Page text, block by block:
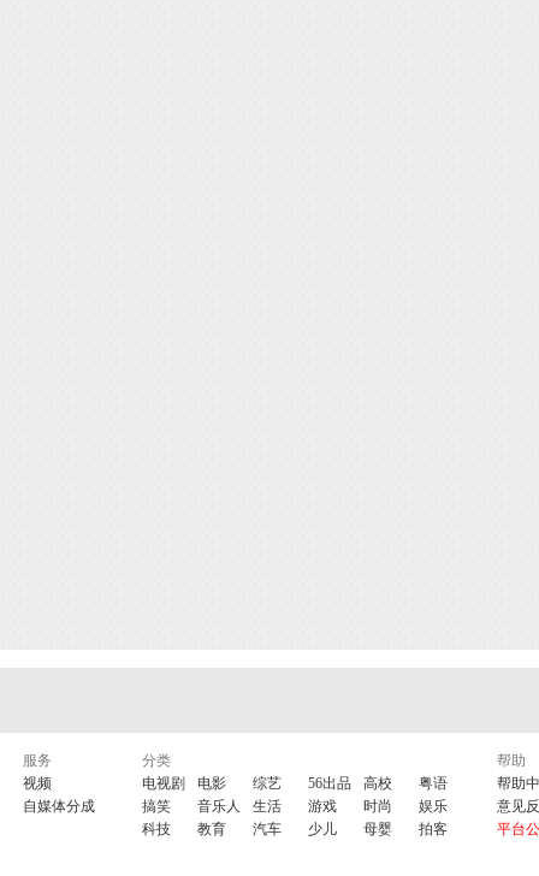
服务
视频
自媒体分成
分类
电视剧
电影 综艺 56出品 高校
粤语
搞笑
音乐人 生活 游戏 时尚
娱乐
科技
教育 汽车 少儿 母婴 拍客
帮助
帮助
意见
平台